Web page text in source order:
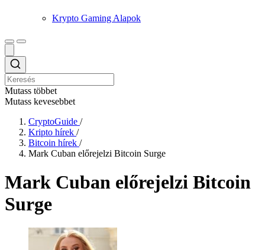
Krypto Gaming Alapok
Mutass többet
Mutass kevesebbet
CryptoGuide /
Kripto hírek /
Bitcoin hírek /
Mark Cuban előrejelzi Bitcoin Surge
Mark Cuban előrejelzi Bitcoin
Surge